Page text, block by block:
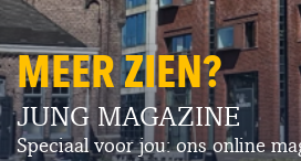
MEER ZIEN?
JUNG MAGAZINE
Speciaal voor jou: ons online